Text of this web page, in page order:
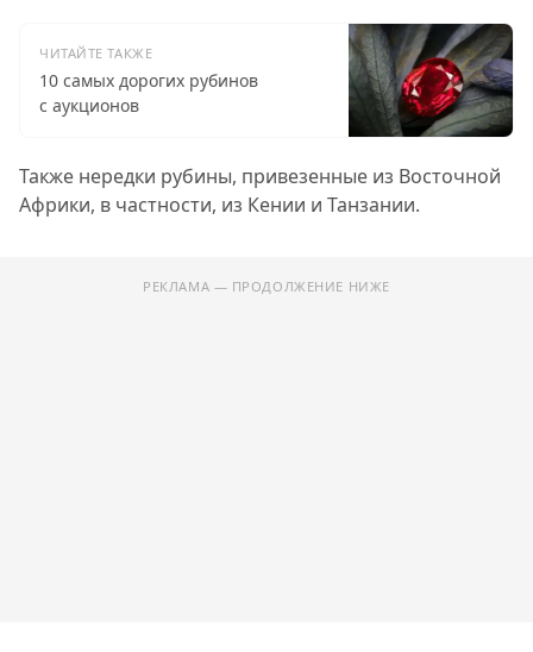
ЧИТАЙТЕ ТАКЖЕ
10 самых дорогих рубинов
с аукционов
Также нередки рубины, привезенные из Восточной
Африки, в частности, из Кении и Танзании.
РЕКЛАМА — ПРОДОЛЖЕНИЕ НИЖЕ